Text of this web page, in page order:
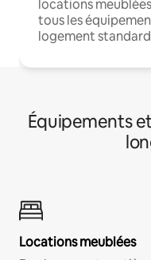
locations
tous les
logement
Équipements
Locations meublées